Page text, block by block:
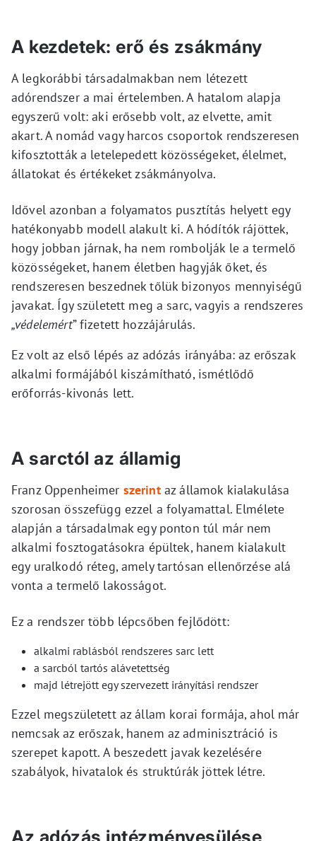
A kezdetek: erő és zsákmány
A legkorábbi társadalmakban nem létezett
adórendszer a mai értelemben. A hatalom alapja
egyszerű volt: aki erősebb volt, az elvette, amit
akart. A nomád vagy harcos csoportok rendszeresen
kifosztották a letelepedett közösségeket, élelmet,
állatokat és értékeket zsákmányolva.
Idővel azonban a folyamatos pusztítás helyett egy
hatékonyabb modell alakult ki. A hódítók rájöttek,
hogy jobban járnak, ha nem rombolják le a termelő
közösségeket, hanem életben hagyják őket, és
rendszeresen beszednek tőlük bizonyos mennyiségű
javakat. Így született meg a sarc, vagyis a rendszeres
„védelemért” fizetett hozzájárulás.
Ez volt az első lépés az adózás irányába: az erőszak
alkalmi formájából kiszámítható, ismétlődő
erőforrás-kivonás lett.
A sarctól az államig
Franz Oppenheimer szerintaz államok kialakulása
szorosan összefügg ezzel a folyamattal. Elmélete
alapján a társadalmak egy ponton túl már nem
alkalmi fosztogatásokra épültek, hanem kialakult
egy uralkodó réteg, amely tartósan ellenőrzése alá
vonta a termelő lakosságot.
Ez a rendszer több lépcsőben fejlődött:
alkalmi rablásból rendszeres sarc lett
a sarcból tartós alávetettség
majd létrejött egy szervezett irányítási rendszer
Ezzel megszületett az állam korai formája, ahol már
nemcsak az erőszak, hanem az adminisztráció is
szerepet kapott. A beszedett javak kezelésére
szabályok, hivatalok és struktúrák jöttek létre.
Az adózás intézményesülése